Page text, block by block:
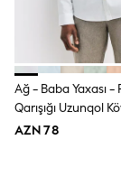
Joggers
Sets &
Shirts
Shorts
Ağ - Baba Yaxası -
Qarışığı Uzunqol
AZN 78